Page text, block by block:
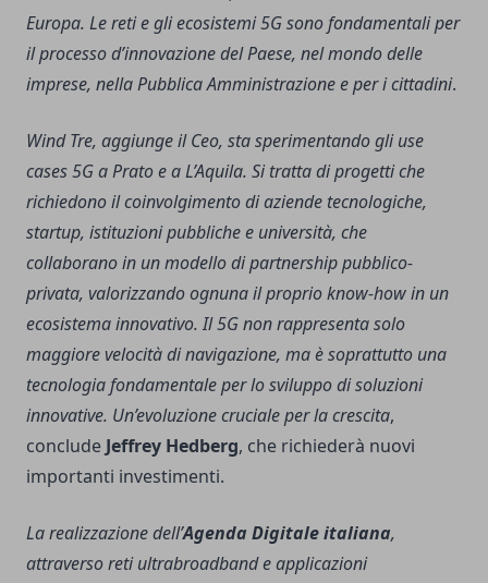
Europa. Le reti e gli ecosistemi 5G sono fondamentali per
il processo d’innovazione del Paese, nel mondo delle
imprese, nella Pubblica Amministrazione e per i cittadini.
Wind Tre, aggiunge il Ceo, sta sperimentando gli use
cases 5G a Prato e a L’Aquila. Si tratta di progetti che
richiedono il coinvolgimento di aziende tecnologiche,
startup, istituzioni pubbliche e università, che
collaborano in un modello di partnership pubblico-
privata, valorizzando ognuna il proprio know-how in un
ecosistema innovativo. Il 5G non rappresenta solo
maggiore velocità di navigazione, ma è soprattutto una
tecnologia fondamentale per lo sviluppo di soluzioni
innovative. Un’evoluzione cruciale per la crescita,
conclude Jeffrey Hedberg, che richiederà nuovi
importanti investimenti.
La realizzazione dell’Agenda Digitale italiana,
attraverso reti ultrabroadband e applicazioni